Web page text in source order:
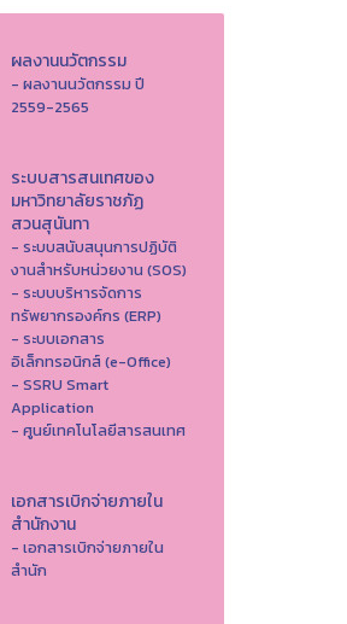
ผลงานนวัตกรรม
- ผลงานนวัตกรรม ปี
2559-2565
ระบบสารสนเทศของ
มหาวิทยาลัยราชภัฏ
สวนสุนันทา
- ระบบสนับสนุนการปฏิบัติ
งานสำหรับหน่วยงาน (SOS)
- ระบบบริหารจัดการ
ทรัพยากรองค์กร (ERP)
- ระบบเอกสาร
อิเล็กทรอนิกส์ (e-Office)
- SSRU Smart
Application
- ศูนย์เทคโนโลยีสารสนเทศ
เอกสารเบิกจ่ายภายใน
สำนักงาน
- เอกสารเบิกจ่ายภายใน
สำนัก